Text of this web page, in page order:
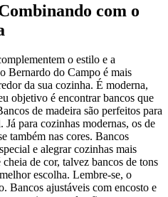
com o
o estilo e a
Bernardo do Campo é mais
da sua cozinha. É moderna,
objetivo é encontrar bancos que
de madeira são perfeitos para
para cozinhas modernas, os de
também nas cores. Bancos
e alegrar cozinhas mais
de cor, talvez bancos de tons
escolha. Lembre-se, o
Bancos ajustáveis com encosto e